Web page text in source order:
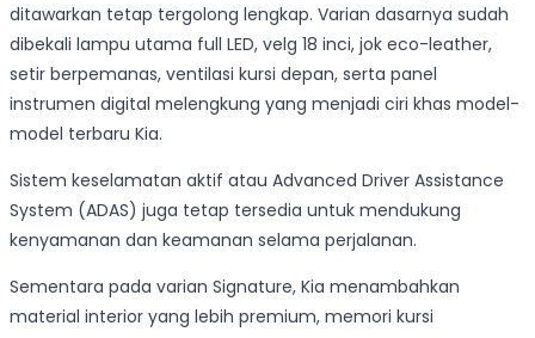
ditawarkan tetap tergolong lengkap. Varian dasarnya sudah
dibekali lampu utama full LED, velg 18 inci, jok eco-leather,
setir berpemanas, ventilasi kursi depan, serta panel
instrumen digital melengkung yang menjadi ciri khas model-
model terbaru Kia.
Sistem keselamatan aktif atau Advanced Driver Assistance
System (ADAS) juga tetap tersedia untuk mendukung
kenyamanan dan keamanan selama perjalanan.
Sementara pada varian Signature, Kia menambahkan
material interior yang lebih premium, memori kursi